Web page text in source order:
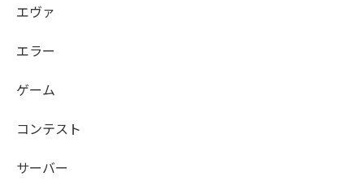
エヴァ
エラー
ゲーム
コンテスト
サーバー